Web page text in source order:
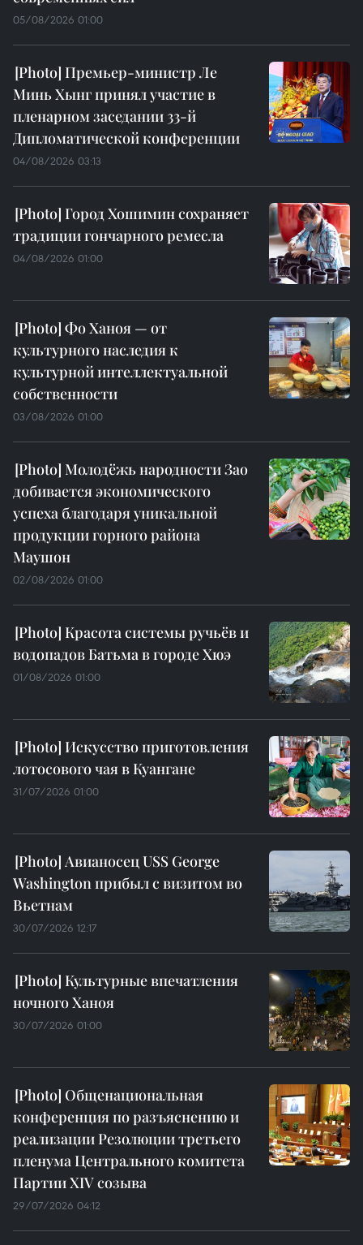
05/08/2026 01:00
Премьер-министр Ле
Минь Хынг принял участие в
пленарном заседании 33-й
Дипломатической конференции
04/08/2026 03:13
Город Хошимин сохраняет
традиции гончарного ремесла
04/08/2026 01:00
Фо Ханоя — от
культурного наследия к
культурной интеллектуальной
собственности
03/08/2026 01:00
Молодёжь народности Зао
добивается экономического
успеха благодаря уникальной
продукции горного района
Маушон
02/08/2026 01:00
Красота системы ручьёв и
водопадов Батьма в городе Хюэ
01/08/2026 01:00
Искусство приготовления
лотосового чая в Куангане
31/07/2026 01:00
Авианосец USS George
Washington прибыл с визитом во
Вьетнам
30/07/2026 12:17
Культурные впечатления
ночного Ханоя
30/07/2026 01:00
Общенациональная
конференция по разъяснению и
реализации Резолюции третьего
пленума Центрального комитета
Партии XIV созыва
29/07/2026 04:12